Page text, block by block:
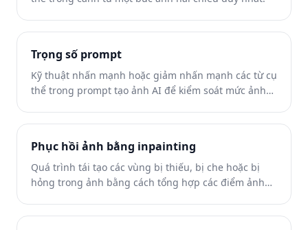
Trọng số prompt
Kỹ thuật nhấn mạnh hoặc giảm nhấn mạnh các từ cụ
thể trong prompt tạo ảnh AI để kiểm soát mức ảnh
Phục hồi ảnh bằng inpainting
Quá trình tái tạo các vùng bị thiếu, bị che hoặc bị
hỏng trong ảnh bằng cách tổng hợp các điểm ảnh